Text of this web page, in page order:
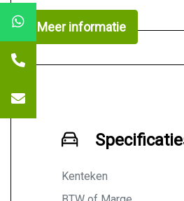
360graden camera
Achteruitrijcamera
Parkeersensoren
Prijs:
VERKOCHT
Meer informatie
Kenteken